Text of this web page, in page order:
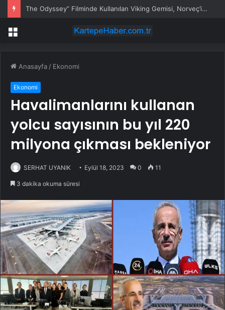
The Odyssey” Filminde Kullanılan Viking Gemisi, Norveç’in Başkenti Oslo’da Ziyarete Açıldı
Menü
Anasayfa / Ekonomi
Ekonomi
Havalimanlarını kullanan
yolcu sayısının bu yıl 220
milyona çıkması bekleniyor
SERHAT UYANIK Eylül 18, 2023 0 11
3 dakika okuma süresi